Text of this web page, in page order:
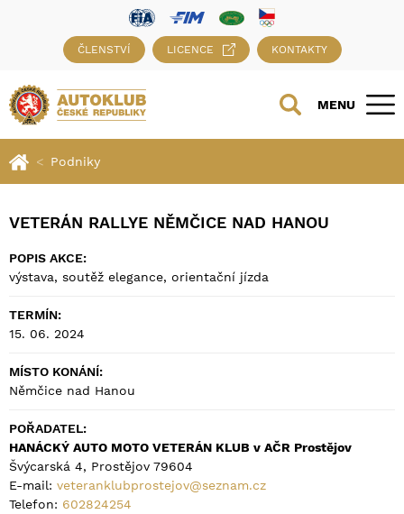
ČLENSTVÍ LICENCE KONTAKTY
MENU
Podniky
VETERÁN RALLYE NĚMČICE NAD HANOU
POPIS AKCE:
výstava, soutěž elegance, orientační jízda
TERMÍN:
15. 06. 2024
MÍSTO KONÁNÍ:
Němčice nad Hanou
POŘADATEL:
HANÁCKÝ AUTO MOTO VETERÁN KLUB v AČR Prostějov
Švýcarská 4, Prostějov 79604
E-mail: veteranklubprostejov@seznam.cz
Telefon: 602824254